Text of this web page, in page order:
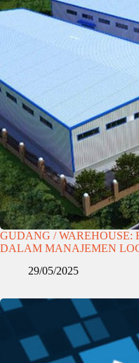
GUDANG / WAREHOUSE:
DALAM MANAJEMEN
29/05/2025